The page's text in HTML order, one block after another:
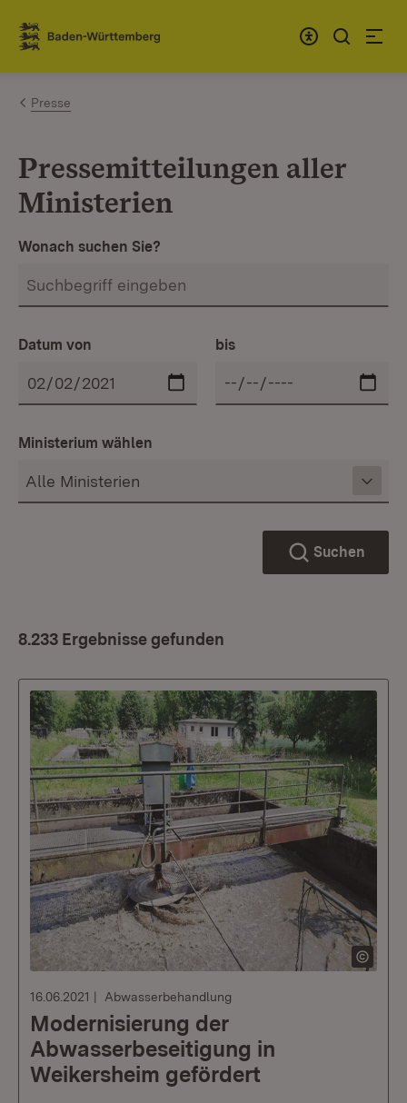
Zum Inhalt springen
Link zur Startseite
Presse
Pressemitteilungen aller
Ministerien
Wonach suchen Sie?
Datum von bis
Ministerium wählen
Suchen
8.233 Ergebnisse gefunden
16.06.2021 Abwasserbehandlung
Modernisierung der
Abwasserbeseitigung in
Weikersheim gefördert